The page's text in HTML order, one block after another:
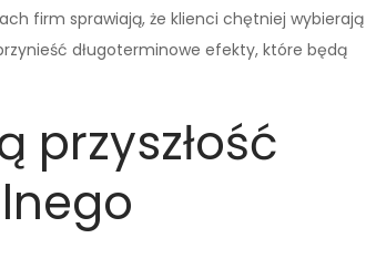
firm sprawiają, że klienci chętniej wybierają
długoterminowe efekty, które będą
przyszłość